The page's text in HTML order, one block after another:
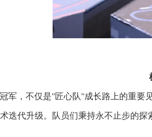
军，不仅是"匠心队"成长路上的重
迭代升级。队员们秉持永不止步的探